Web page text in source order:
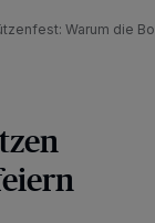
Warum die